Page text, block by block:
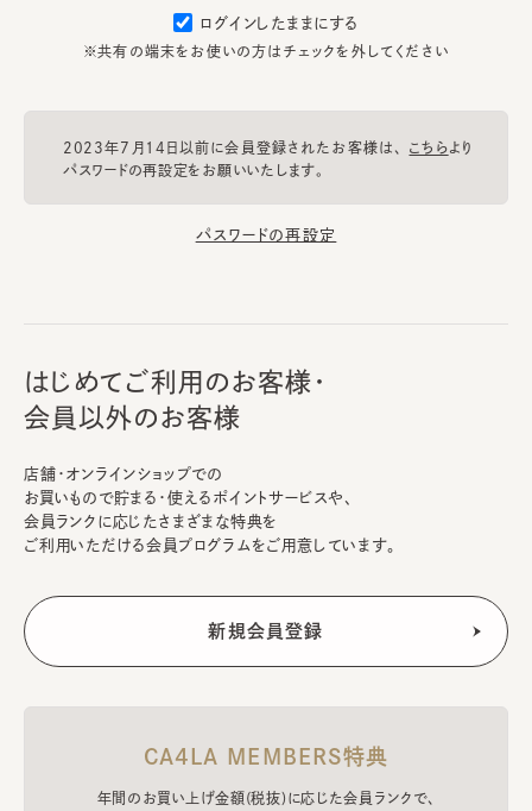
ログインしたままにする
※共有の端末をお使いの方はチェックを外してください
2023年7月14日以前に会員登録されたお客様は、 こちらより
パスワードの再設定をお願いいたします。
パスワードの再設定
はじめてご利用のお客様・
会員以外のお客様
店舗・オンラインショップでの
お買いもので貯まる・使えるポイントサービスや、
会員ランクに応じたさまざまな特典を
ご利用いただける会員プログラムをご用意しています。
CA4LA MEMBERS特典
年間のお買い上げ金額(税抜)に応じた会員ランクで、